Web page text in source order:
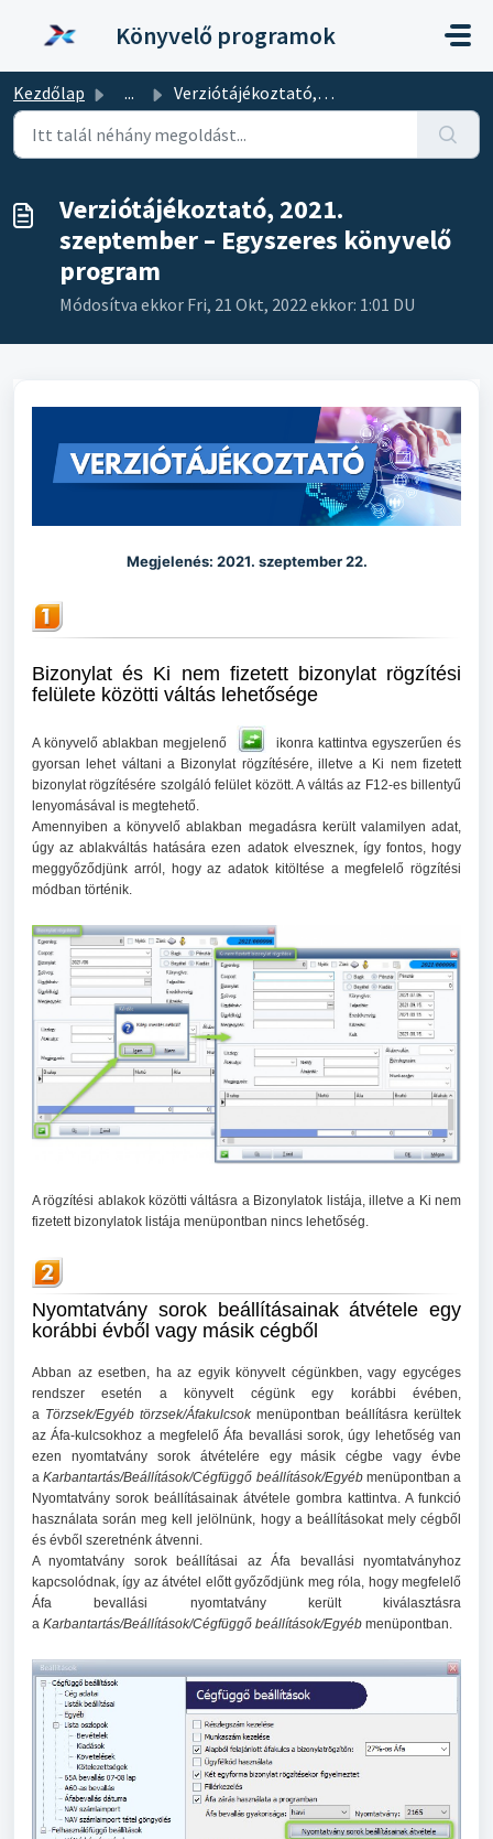
Könyvelő programok
Kezdőlap ... Verziótájékoztató, 2021. szeptember – Egyszeres könyvelő ...
Verziótájékoztató, 2021.
szeptember – Egyszeres könyvelő
program
Módosítva ekkor Fri, 21 Okt, 2022 ekkor: 1:01 DU
Megjelenés: 2021. szeptember 22.
Bizonylat és Ki nem fizetett bizonylat rögzítési
felülete közötti váltás lehetősége
A könyvelő ablakban megjelenő
ikonra kattintva egyszerűen és
gyorsan lehet váltani a Bizonylat rögzítésére, illetve a Ki nem fizetett
bizonylat rögzítésére szolgáló felület között. A váltás az F12-es billentyű
lenyomásával is megtehető.
Amennyiben a könyvelő ablakban megadásra került valamilyen adat,
úgy az ablakváltás hatására ezen adatok elvesznek, így fontos, hogy
meggyőződjünk arról, hogy az adatok kitöltése a megfelelő rögzítési
módban történik.
A rögzítési ablakok közötti váltásra a Bizonylatok listája, illetve a Ki nem
fizetett bizonylatok listája menüpontban nincs lehetőség.
Nyomtatvány sorok beállításainak átvétele egy
korábbi évből vagy másik cégből
Abban az esetben, ha az egyik könyvelt cégünkben, vagy egycéges
rendszer esetén a könyvelt cégünk egy korábbi évében,
a Törzsek/Egyéb törzsek/Áfakulcsokmenüpontban beállításra kerültek
az Áfa-kulcsokhoz a megfelelő Áfa bevallási sorok, úgy lehetőség van
ezen nyomtatvány sorok átvételére egy másik cégbe vagy évbe
aKarbantartás/Beállítások/Cégfüggő beállítások/Egyébmenüpontban a
Nyomtatvány sorok beállításainak átvétele gombra kattintva. A funkció
használata során meg kell jelölnünk, hogy a beállításokat mely cégből
és évből szeretnénk átvenni.
A nyomtatvány sorok beállításai az Áfa bevallási nyomtatványhoz
kapcsolódnak, így az átvétel előtt győződjünk meg róla, hogy megfelelő
Áfa bevallási nyomtatvány került kiválasztásra
a Karbantartás/Beállítások/Cégfüggő beállítások/Egyéb menüpontban.